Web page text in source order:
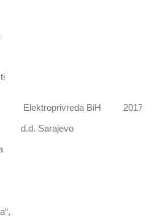
Elektroprivreda BiH
d.d. Sarajevo
2017